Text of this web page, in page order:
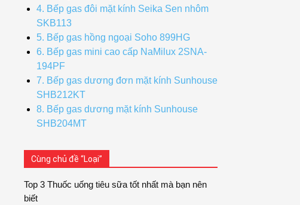
4. Bếp gas đôi mặt kính Seika Sen nhôm
SKB113
5. Bếp gas hồng ngoại Soho 899HG
6. Bếp gas mini cao cấp NaMilux 2SNA-
194PF
7. Bếp gas dương đơn mặt kính Sunhouse
SHB212KT
8. Bếp gas dương mặt kính Sunhouse
SHB204MT
Cùng chủ đề “Loại”
Top 3 Thuốc uống tiêu sữa tốt nhất mà bạn nên
biết